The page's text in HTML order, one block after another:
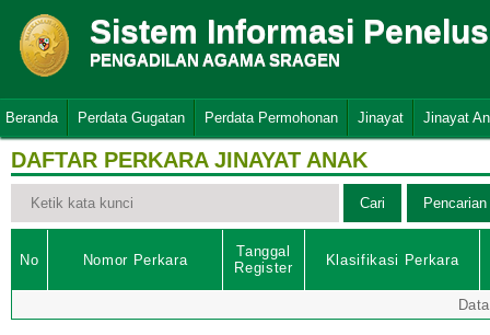
Sistem Informasi
PENGADILAN AGAMA SRAGEN
Beranda Perdata Gugatan Perdata Permohonan Jinayat Jinayat
DAFTAR PERKARA JINAYAT ANAK
No Nomor Perkara
Tanggal
Register
Klasifikasi Perkara